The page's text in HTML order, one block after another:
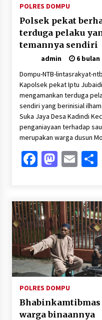
POLRES DOMPU
Polsek pekat
terduga pelaku
temannya sendiri
admin
6 bulan
Dompu-NTB-lintasrakyat-
Kapolsek pekat Iptu
mengamankan terduga
sendiri yang berinisial
Suka Jaya Desa Kadindi
penganiayaan terhadap
merupakan warga dusun
Facebook
POLRES DOMPU
Bhabinkamtibmas
warga binaannya